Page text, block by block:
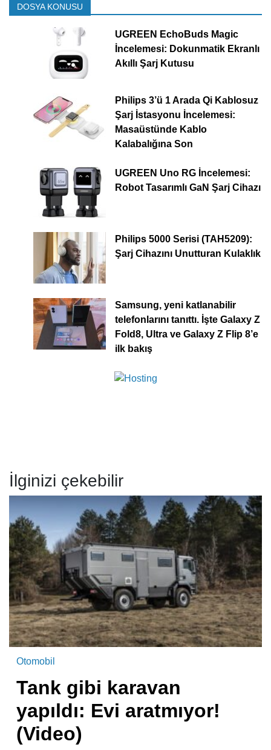
DOSYA KONUSU
UGREEN EchoBuds Magic
İncelemesi: Dokunmatik Ekranlı
Akıllı Şarj Kutusu
Philips 3’ü 1 Arada Qi Kablosuz
Şarj İstasyonu İncelemesi:
Masaüstünde Kablo
Kalabalığına Son
UGREEN Uno RG İncelemesi:
Robot Tasarımlı GaN Şarj Cihazı
Philips 5000 Serisi (TAH5209):
Şarj Cihazını Unutturan Kulaklık
Samsung, yeni katlanabilir
telefonlarını tanıttı. İşte Galaxy Z
Fold8, Ultra ve Galaxy Z Flip 8’e
ilk bakış
İlginizi çekebilir
Otomobil
Tank gibi karavan
yapıldı: Evi aratmıyor!
(Video)